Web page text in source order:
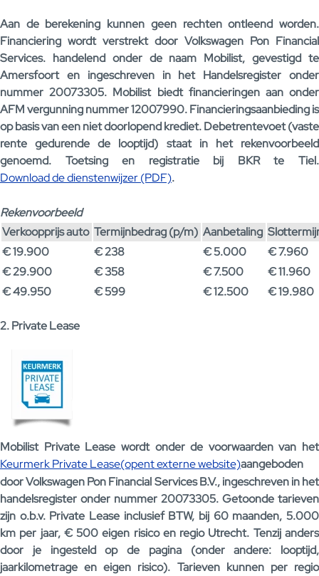
Aan de berekening kunnen geen rechten ontleend worden.
Financiering wordt verstrekt door Volkswagen Pon Financial
Services. handelend onder de naam Mobilist, gevestigd te
Amersfoort en ingeschreven in het Handelsregister onder
nummer 20073305. Mobilist biedt financieringen aan onder
AFM vergunning nummer 12007990. Financieringsaanbieding is
op basis van een niet doorlopend krediet. Debetrentevoet (vaste
rente gedurende de looptijd) staat in het rekenvoorbeeld
genoemd. Toetsing en registratie bij BKR te Tiel.
Download de dienstenwijzer (PDF).
Rekenvoorbeeld
Verkoopprijs auto Termijnbedrag (p/m) Aanbetaling
€ 19.900
€ 238 € 5.000
€ 7.960
€ 29.900
€ 358 € 7.500
€ 11.960
€ 49.950
€ 599 € 12.500 € 19.980
2. Private Lease
Mobilist Private Lease wordt onder de voorwaarden van het
Keurmerk Private Lease(opent externe website)aangeboden
door Volkswagen Pon Financial Services B.V., ingeschreven in het
handelsregister onder nummer 20073305. Getoonde tarieven
zijn o.b.v. Private Lease inclusief BTW, bij 60 maanden, 5.000
km per jaar, € 500 eigen risico en regio Utrecht. Tenzij anders
door je ingesteld op de pagina (onder andere: looptijd,
jaarkilometrage en eigen risico). Tarieven kunnen per regio